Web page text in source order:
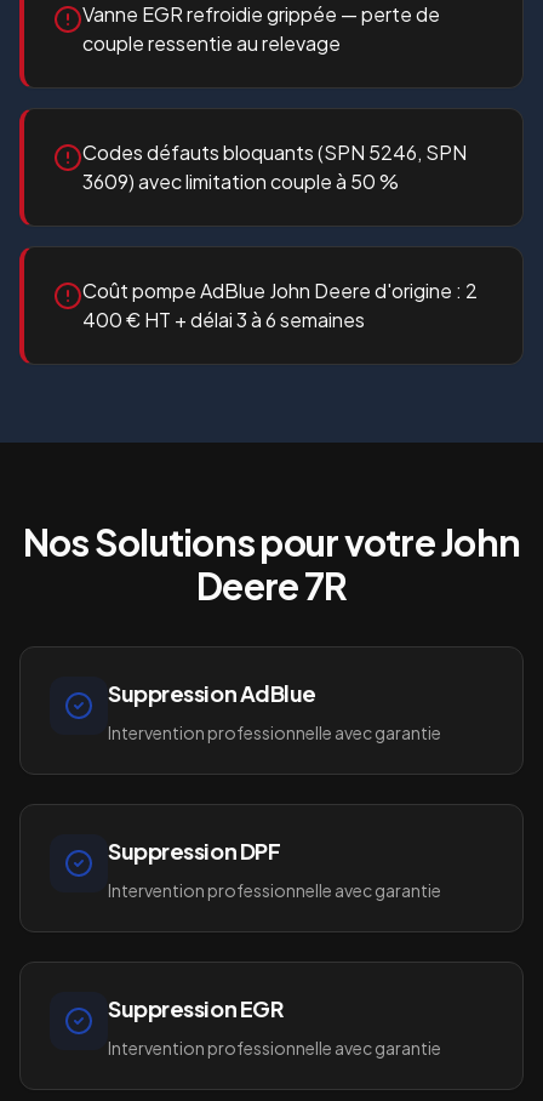
Vanne EGR refroidie grippée — perte de
couple ressentie au relevage
Codes défauts bloquants (SPN 5246, SPN
3609) avec limitation couple à 50 %
Coût pompe AdBlue John Deere d'origine : 2
400 € HT + délai 3 à 6 semaines
Nos Solutions pour votreJohn
Deere 7R
Suppression AdBlue
Intervention professionnelle avec garantie
Suppression DPF
Intervention professionnelle avec garantie
Suppression EGR
Intervention professionnelle avec garantie